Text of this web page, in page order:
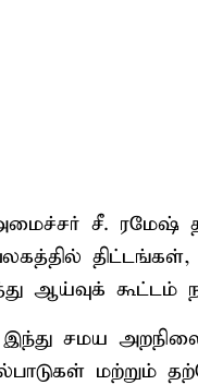
சீ. ரமேஷ்
திட்டங்கள்,
ஆய்வுக் கூட்டம்
இந்து சமய
மற்றும்